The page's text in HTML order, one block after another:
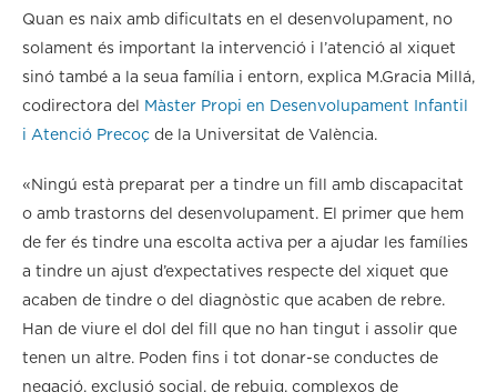
Quan es naix amb dificultats en el desenvolupament, no
solament és important la intervenció i l’atenció al xiquet
sinó també a la seua família i entorn, explica M.Gracia Millá,
codirectora del
Màster Propi en Desenvolupament Infantil
i Atenció Precoç de la Universitat de València.
«Ningú està preparat per a tindre un fill amb discapacitat
o amb trastorns del desenvolupament. El primer que hem
de fer és tindre una escolta activa per a ajudar les famílies
a tindre un ajust d’expectatives respecte del xiquet que
acaben de tindre o del diagnòstic que acaben de rebre.
Han de viure el dol del fill que no han tingut i assolir que
tenen un altre. Poden fins i tot donar-se conductes de
negació, exclusió social, de rebuig, complexos de